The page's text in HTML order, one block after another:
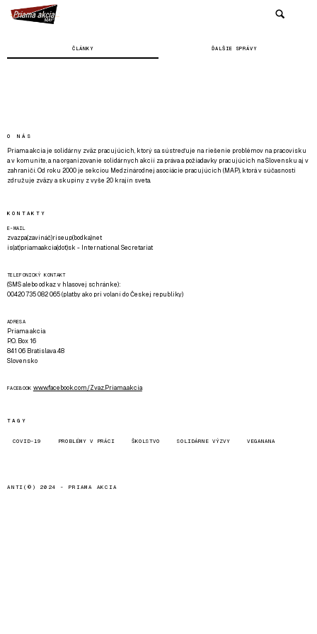
ČLÁNKY ĎALŠIE SPRÁVY
O NÁS
Priama akcia je solidárny zväz pracujúcich, ktorý sa sústreďuje na riešenie problémov na pracovisku
a v komunite, a na organizovanie solidárnych akcií za práva a požiadavky pracujúcich na Slovensku aj v
zahraničí. Od roku 2000 je sekciou Medzinárodnej asociácie pracujúcich (MAP), ktorá v súčasnosti
združuje zväzy a skupiny z vyše 20 krajín sveta.
KONTAKTY
E-MAIL
zvazpa(zavináč)riseup(bodka)net
is(at)priamaakcia(dot)sk - International Secretariat
TELEFONICKÝ KONTAKT
(SMS alebo odkaz v hlasovej schránke):
00420 735 082 065 (platby ako pri volaní do Českej republiky)
ADRESA
Priama akcia
P.O. Box 16
841 06 Bratislava 48
Slovensko
FACEBOOK www.facebook.com/Zvaz.Priama.akcia
TAGY
COVID-19 PROBLÉMY V PRÁCI ŠKOLSTVO SOLIDÁRNE VÝZVY VEGANANA
ANTI(©) 2024 - PRIAMA AKCIA